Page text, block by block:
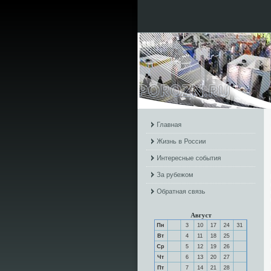
Главная
Жизнь в России
Интересные события
За рубежом
Обратная связь
Август
Пн 3 10 17 24
31
Вт
4 11 18
25
Ср
5 12 19
26
Чт
6 13 20
27
Пт
7 14 21
28